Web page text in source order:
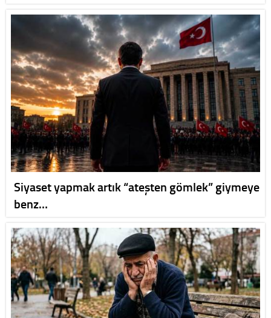
Siyaset yapmak artık “ateşten gömlek” giymeye
benz…